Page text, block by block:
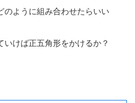
のように組み合わせたらいい
いけば正五角形をかけるか？